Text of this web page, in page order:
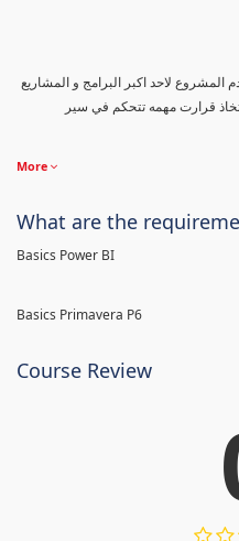
لاحد اكبر البرامج و المشاريع
اتخاذ قرارت مهمه تتحكم في سير
More
What are the
Basics Power BI
Basics Primavera P6
Course Review